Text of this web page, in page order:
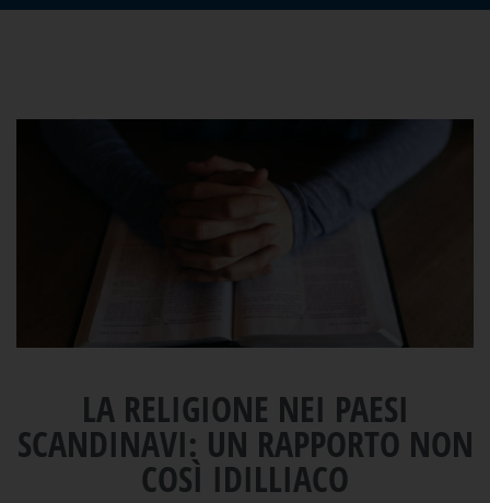
LA RELIGIONE NEI PAESI
SCANDINAVI: UN RAPPORTO NON
COSÌ IDILLIACO